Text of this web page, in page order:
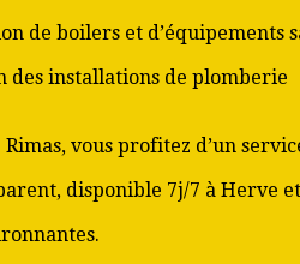
de boilers et d’équipements
des installations de plomberie
vous profitez d’un
disponible 7j/7 à Herve